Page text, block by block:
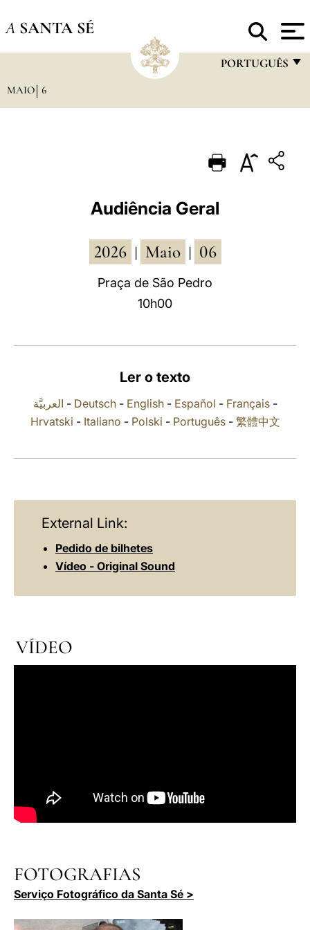
A SANTA SÉ
PORTUGUÊS
PORTUGUÊS
MAIO 6
Audiência Geral
2026 Maio 06
Praça de São Pedro
10h00
Ler o texto
العربيَّة - Deutsch- English- Español - Français-
Hrvatski - Italiano - Polski - Português- 繁體中文
External Link:
Pedido de bilhetes
Vídeo - Original Sound
VÍDEO
FOTOGRAFIAS
Serviço Fotográfico da Santa Sé >